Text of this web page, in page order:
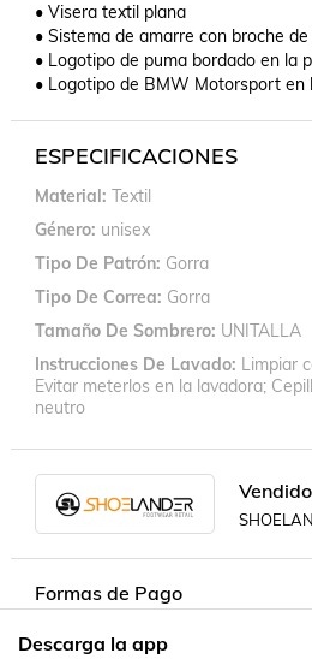
• Visera textil plana
• Sistema de amarre con broche
• Logotipo de puma bordado en la
• Logotipo de BMW Motorsport en
ESPECIFICACIONES
Material Textil
Género unisex
Tipo De Patrón Gorra
Tipo De Correa Gorra
Tamaño De Sombrero UNITALLA
Instrucciones De Lavado Limpiar
Evitar meterlos en la lavadora;
neutro
Formas de Pago
Descarga la app